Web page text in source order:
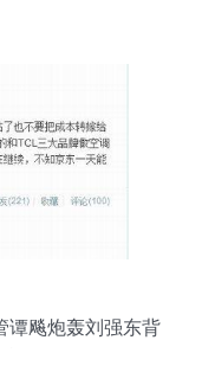
谭飚炮轰刘强东背